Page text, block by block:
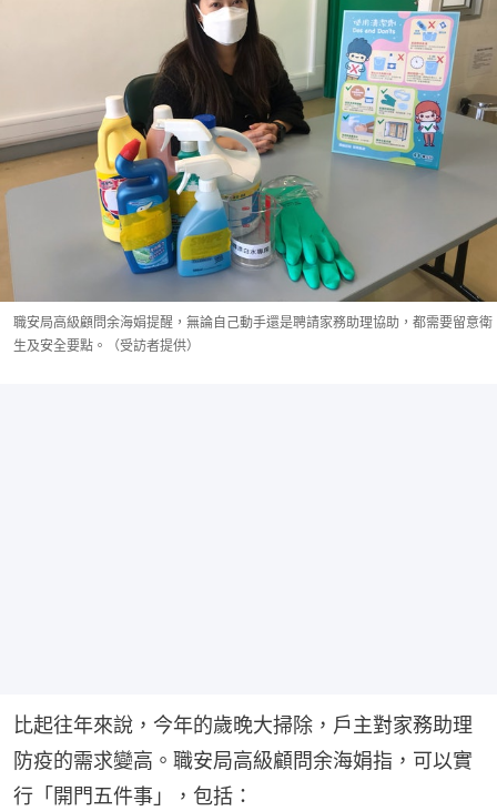
職安局高級顧問余海娟提醒，無論自己動手還是聘請家務助理協助，都需要留意衛
生及安全要點。（受訪者提供）
比起往年來說，今年的歲晚大掃除，戶主對家務助理
防疫的需求變高。職安局高級顧問余海娟指，可以實
行「開門五件事」，包括：